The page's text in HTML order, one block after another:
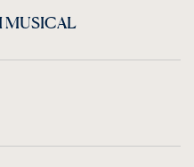
MUSICAL